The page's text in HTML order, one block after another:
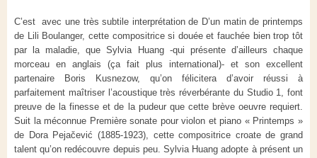
C’est avec une très subtile interprétation de D’un matin de printemps
de Lili Boulanger, cette compositrice si douée et fauchée bien trop tôt
par la maladie, que Sylvia Huang -qui présente d’ailleurs chaque
morceau en anglais (ça fait plus international)- et son excellent
partenaire Boris Kusnezow, qu’on félicitera d’avoir réussi à
parfaitement maîtriser l’acoustique très réverbérante du Studio 1, font
preuve de la finesse et de la pudeur que cette brève oeuvre requiert.
Suit la méconnue Première sonate pour violon et piano « Printemps »
de Dora Pejačević (1885-1923), cette compositrice croate de grand
talent qu’on redécouvre depuis peu. Sylvia Huang adopte à présent un